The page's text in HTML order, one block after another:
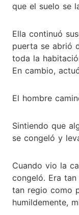
que el suelo se
Ella continuó
puerta se abrió
toda la
En cambio,
El hombre
Sintiendo que
se congeló y
Cuando vio la
congeló. Era
tan regio como
humildemente,